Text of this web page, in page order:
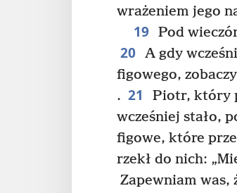
wrażeniem jego
19 Pod
20 A gdy
figowego,
. 21
Piotr, który
wcześniej stało,
figowe, które
rzekł do nich:
Zapewniam was,